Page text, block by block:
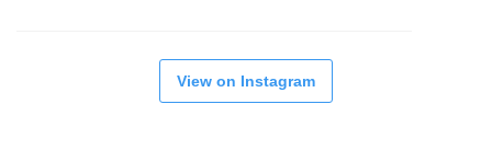
View on Instagram